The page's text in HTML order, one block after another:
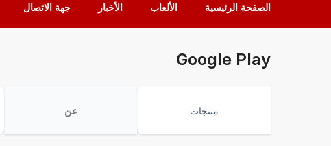
الصفحة الرئيسية الألعاب الأخبار جهة الاتصال
Google Play
منتجات عن